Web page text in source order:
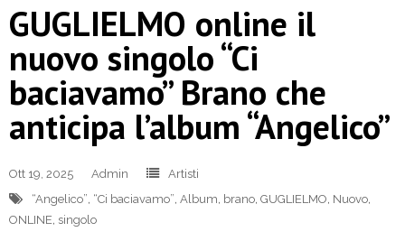
GUGLIELMO online il
nuovo singolo “Ci
baciavamo” Brano che
anticipa l’album “Angelico”
Ott 19, 2025 Admin
Artisti
“Angelico”, “Ci baciavamo”, Album, brano, GUGLIELMO, Nuovo,
ONLINE, singolo